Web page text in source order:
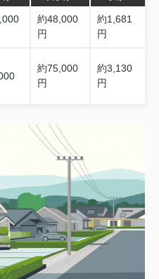
約48,000
円
約1,681
円
約75,000
円
約3,130
円